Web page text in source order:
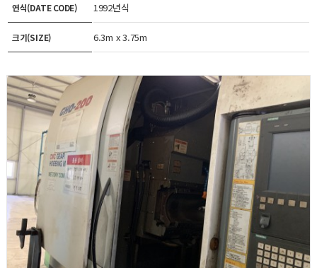
연식(DATE CODE) 1992년식
크기(SIZE) 6.3m x 3.75m